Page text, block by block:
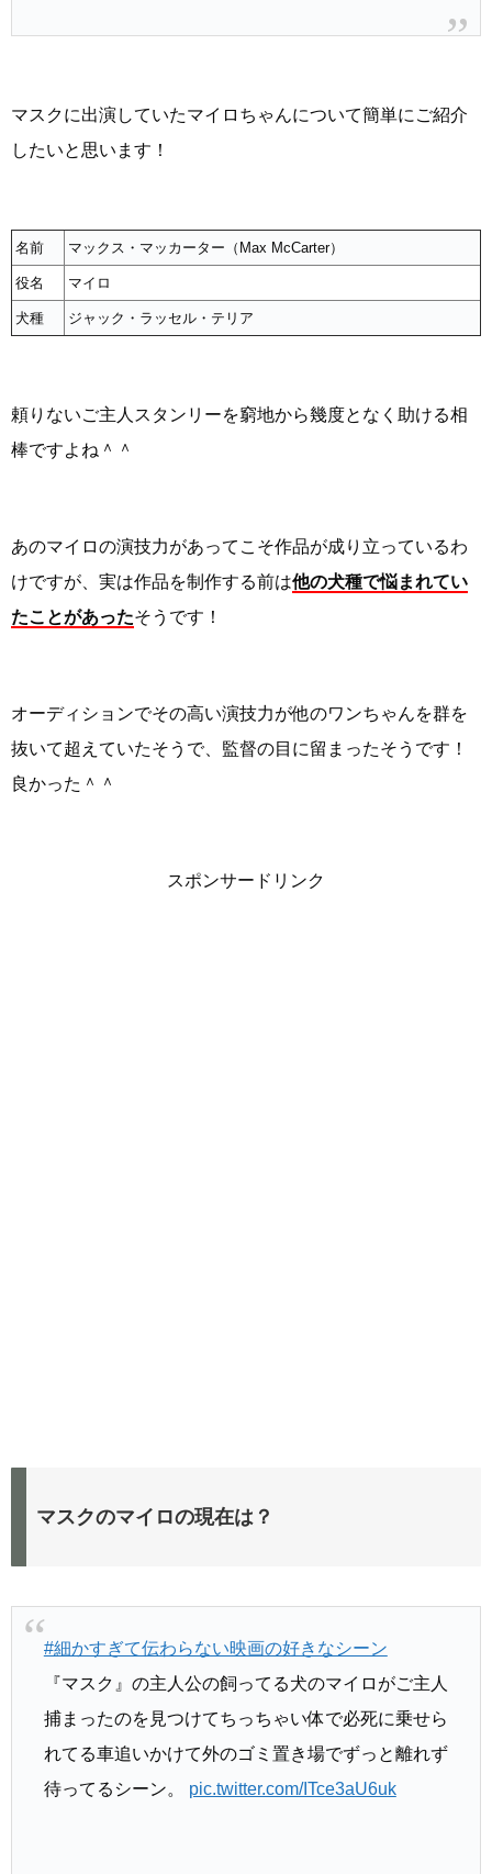
マスクに出演していたマイロちゃんについて簡単にご紹介
したいと思います！
名前 マックス・マッカーター（Max McCarter）
役名 マイロ
犬種 ジャック・ラッセル・テリア
頼りないご主人スタンリーを窮地から幾度となく助ける相
棒ですよね＾＾
あのマイロの演技力があってこそ作品が成り立っているわ
けですが、実は作品を制作する前は他の犬種で悩まれてい
たことがあったそうです！
オーディションでその高い演技力が他のワンちゃんを群を
抜いて超えていたそうで、監督の目に留まったそうです！
良かった＾＾
スポンサードリンク
マスクのマイロの現在は？
#細かすぎて伝わらない映画の好きなシーン
『マスク』の主人公の飼ってる犬のマイロがご主人
捕まったのを見つけてちっちゃい体で必死に乗せら
れてる車追いかけて外のゴミ置き場でずっと離れず
待ってるシーン。 pic.twitter.com/ITce3aU6uk